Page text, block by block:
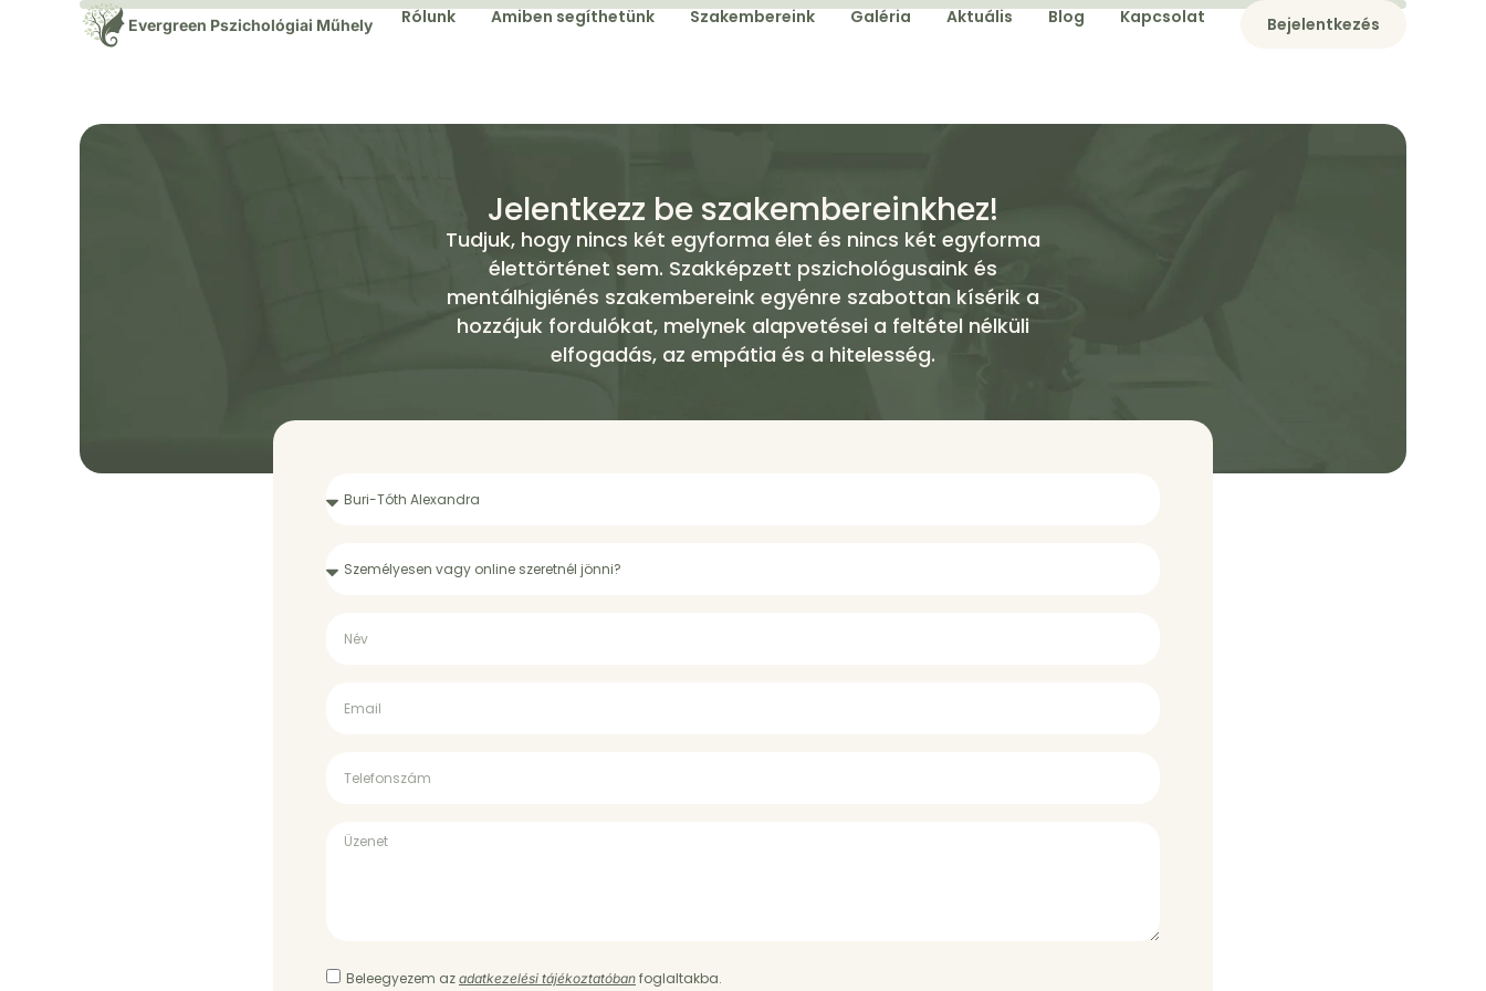
Evergreen Pszichológiai Műhely Rólunk Amiben segíthetünk Szakembereink Galéria Aktuális Blog Kapcsolat Bejelentkezés
Jelentkezz be szakembereinkhez!
Tudjuk, hogy nincs két egyforma élet és nincs két egyforma
élettörténet sem. Szakképzett pszichológusaink és
mentálhigiénés szakembereink egyénre szabottan kísérik a
hozzájuk fordulókat, melynek alapvetései a feltétel nélküli
elfogadás, az empátia és a hitelesség.​
Beleegyezem az adatkezelési tájékoztatóban foglaltakba.